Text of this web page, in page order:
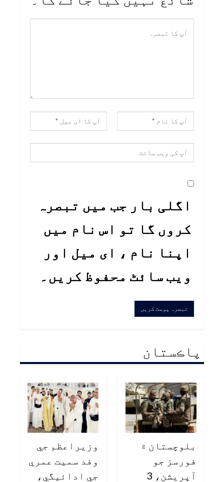
اگلی بار جب میں تبصرہ
کروں گا تو اس نام میں
اپنا نام ، ای میل اور
ویب سائٹ محفوظ کریں۔
پاڪستان
بلوچستان ۾
فورسز جو
آپريشن، 3
وزيراعظم جي
وفد سميت عمري
جي ادائيگي،